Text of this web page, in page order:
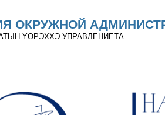
ОКРУЖНОЙ
YӨРЭХХЭ УПРАВЛЕНИЕТА